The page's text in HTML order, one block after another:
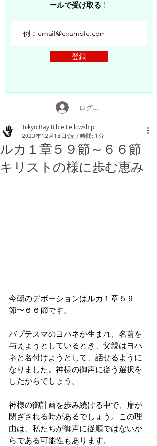
ールで受け取る！
登録
ログイン
ルカ１章５９節～６６節
キリストの様に歩む恵み
Tokyo Bay Bible Fellowship
2023年12月18日 読了時間: 1分
今朝のデボーションはルカ１章５９
節〜６６節です。
バプテスマのヨハネが生まれ、名前を
与えようとしているとき、父親はヨハ
ネと名付けようとして、話せるように
なりました。神様の御声に従う選択を
したからでしょう。
神様の御計画を歩み続ける中で、扉が
閉ざされる時があるでしょう。この理
由は、私たちが御声に従順ではないか
らである可能性もあります。